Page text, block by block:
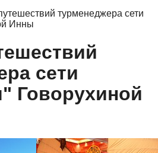
турменеджера сети
Инны
сети
Говорухиной